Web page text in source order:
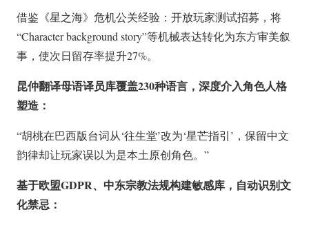
借鉴《星之海》危机公关经验：开放玩家测试招募，将
“Character background story”等机械表达转化为东方审美叙
事，使次日留存率提升27%。
昆仲翻译母语译员库覆盖230种语言，深度介入角色人格
塑造：
“胡桃在巴西版台词从‘往生堂’改为‘星芒指引’，保留中文
韵律却让玩家误以为是本土原创角色。”
基于欧盟GDPR、中东宗教法规构建敏感库，自动识别文
化禁忌：